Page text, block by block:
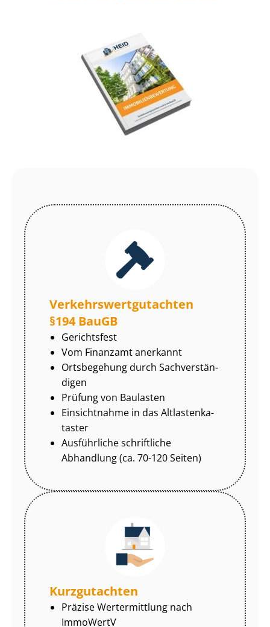
Ver­kehrs­wert­gut­ach­ten
§194 BauGB
Gerichtsfest
Vom Finanzamt anerkannt
Ortsbegehung durch Sach­ver­stän­
di­gen
Prüfung von Baulasten
Einsichtnahme in das Alt­las­ten­ka­
tas­ter
Ausführliche schriftliche
Abhandlung (ca. 70-120 Seiten)
Kurzgutachten
Präzise Wertermittlung nach
ImmoWertV